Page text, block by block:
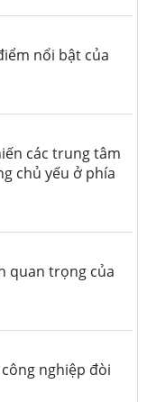
nổi bật của
các trung tâm
chủ yếu ở phía
quan trọng của
nghiệp đòi